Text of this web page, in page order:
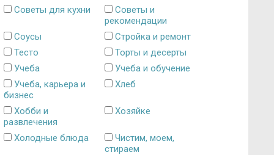
Советы для кухни
Советы и
рекомендации
Соусы
Стройка и ремонт
Тесто
Торты и десерты
Учеба
Учеба и обучение
Учеба, карьера и
бизнес
Хлеб
Хобби и
развлечения
Хозяйке
Холодные блюда
Чистим, моем,
стираем